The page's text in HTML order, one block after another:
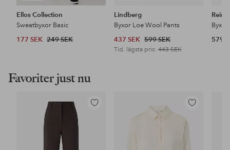
Ellos Collection
Sweatbyxor Basic
177 SEK 249 SEK
Lindberg
Byxor Loe Wool Pants
437 SEK 599 SEK
Tid. lägsta pris:443 SEK
579
Favoriter just nu
Lägg
Lägg
i